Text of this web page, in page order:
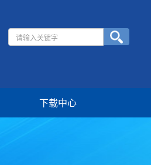
下载中心